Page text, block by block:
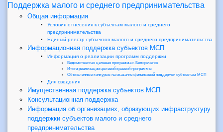
Поддержка малого и среднего предпринимательства
Общая информация
Условия отнесения к субъектам малого и среднего
предпринимательства
Единый реестр субъектов малого и среднего предпринимательства
Информационная поддержка субъектов МСП
Информация о реализации программ поддержки
Ведомственная целевая программа г. Белореченск
Итоги реализации целевой краевой программы
Объявленные конкурсы на оказание финансовой поддержки субъектам МСП
Для сведения
Имущественная поддержка субъектов МСП
Консультационная поддержка
Информация об организациях, образующих инфраструктуру
поддержки субъектов малого и среднего
предпринимательства